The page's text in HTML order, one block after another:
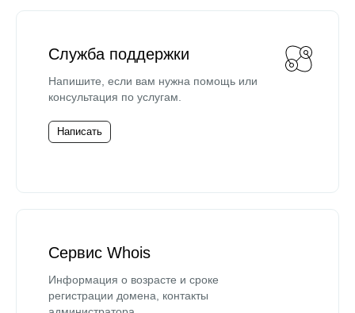
Служба поддержки
Напишите, если вам нужна помощь или
консультация по услугам.
Написать
Сервис Whois
Информация о возрасте и сроке
регистрации домена, контакты